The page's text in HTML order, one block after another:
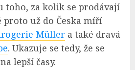
toho, za kolik se prodávají
proto už do Česka míří
Müller a také dravá
. Ukazuje se tedy, že se
lepší časy.